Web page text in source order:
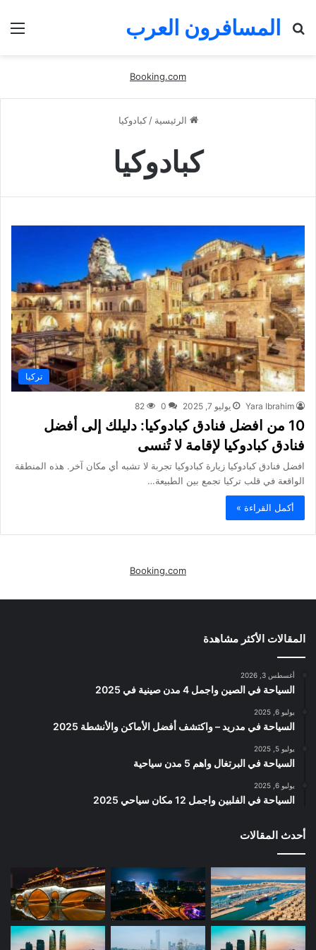
المسافرون العرب
Booking.com
الرئيسية / كبادوكيا
كبادوكيا
تركيا
Yara Ibrahim يوليو 7, 2025 0
82
10 من افضل فنادق كبادوكيا: دليلك إلى أفضل
فنادق كبادوكيا لإقامة لا تُنسى
افضل فنادق كبادوكيا زيارة كبادوكيا تجربة لا تشبه أي مكان آخر. هذه المنطقة
الواقعة في قلب تركيا تجمع بين الطبيعة…
أكمل القراءة »
Booking.com
المقالات الأكثر مشاهدة
أغسطس 3, 2026
السياحة في الصين واجمل 4 مدن صينية في 2025
يوليو 6, 2025
السياحة في مدريد – واكتشف أفضل الأماكن والأنشطة 2025
يوليو 5, 2025
السياحة في البرتغال واهم 5 مدن سياحية
يوليو 6, 2025
السياحة في الفلبين واجمل 12 مكان سياحي 2025
أحدث المقالات